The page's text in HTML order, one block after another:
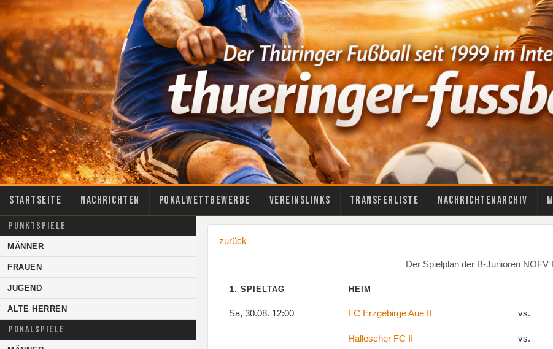
Startseite Nachrichten Pokalwettbewerbe Vereinslinks Transferliste Nachrichtenarchiv
PUNKTSPIELE
MÄNNER
FRAUEN
JUGEND
ALTE HERREN
POKALSPIELE
zurück
Der Spielplan der B-Junioren NOFV
1. SPIELTAG HEIM
Sa, 30.08. 12:00 FC Erzgebirge Aue II vs.
Hallescher FC II vs.